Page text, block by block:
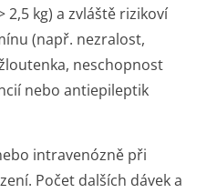
kg) a zvláště rizikoví
(např. nezralost,
neschopnost
nebo antiepileptik
intravenózně při
Počet dalších dávek a